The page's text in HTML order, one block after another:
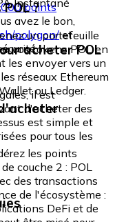
Instantané
points
avez le bon,
polygon/et
?
un portefeuille
vos tokens POL en
les envoyer vers un
réseaux Ethereum
ou Ledger.
acheter POL
il est
d'acheter des
est simple et
pour tous les
les points
couche 2 : POL
des transactions
de l'écosystème :
DeFi et de